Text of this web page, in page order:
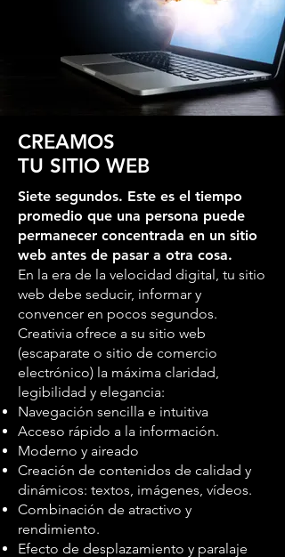
CREAMOS
TU SITIO WEB
Siete segundos. Este es el tiempo
promedio que una persona puede
permanecer concentrada en un sitio
web antes de pasar a otra cosa.
En la era de la velocidad digital, tu sitio
web debe seducir, informar y
convencer en pocos segundos.
Creativia ofrece a su sitio web
(escaparate o sitio de comercio
electrónico) la máxima claridad,
legibilidad y elegancia:
Navegación sencilla e intuitiva
Acceso rápido a la información.
Moderno y aireado
Creación de contenidos de calidad y
dinámicos: textos, imágenes, vídeos.
Combinación de atractivo y
rendimiento.
Efecto de desplazamiento y paralaje